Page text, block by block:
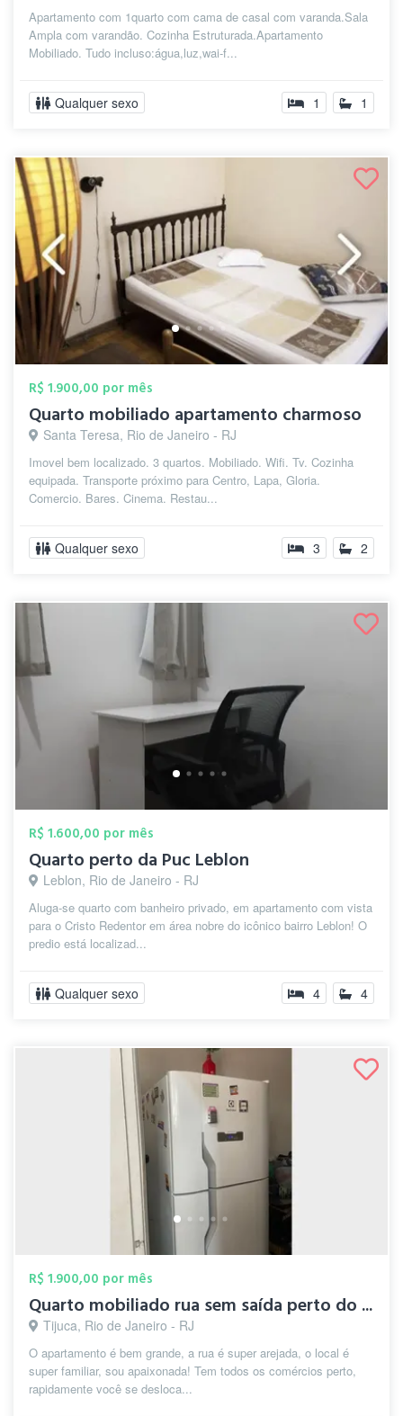
Apartamento com 1quarto com cama de casal com varanda.Sala
Ampla com varandão. Cozinha Estruturada.Apartamento
Mobiliado. Tudo incluso:água,luz,wai-f...
Qualquer sexo 1 1
R$ 1.900,00 por mês
Quarto mobiliado apartamento charmoso
Santa Teresa, Rio de Janeiro - RJ
Imovel bem localizado. 3 quartos. Mobiliado. Wifi. Tv. Cozinha
equipada. Transporte próximo para Centro, Lapa, Gloria.
Comercio. Bares. Cinema. Restau...
Qualquer sexo 3 2
R$ 1.600,00 por mês
Quarto perto da Puc Leblon
Leblon, Rio de Janeiro - RJ
Aluga-se quarto com banheiro privado, em apartamento com vista
para o Cristo Redentor em área nobre do icônico bairro Leblon! O
predio está localizad...
Qualquer sexo 4 4
R$ 1.900,00 por mês
Quarto mobiliado rua sem saída perto do ...
Tijuca, Rio de Janeiro - RJ
O apartamento é bem grande, a rua é super arejada, o local é
super familiar, sou apaixonada! Tem todos os comércios perto,
rapidamente você se desloca...